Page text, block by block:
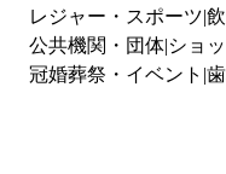
レジャー・スポーツ
公共機関・団体 ショ
冠婚葬祭・イベント